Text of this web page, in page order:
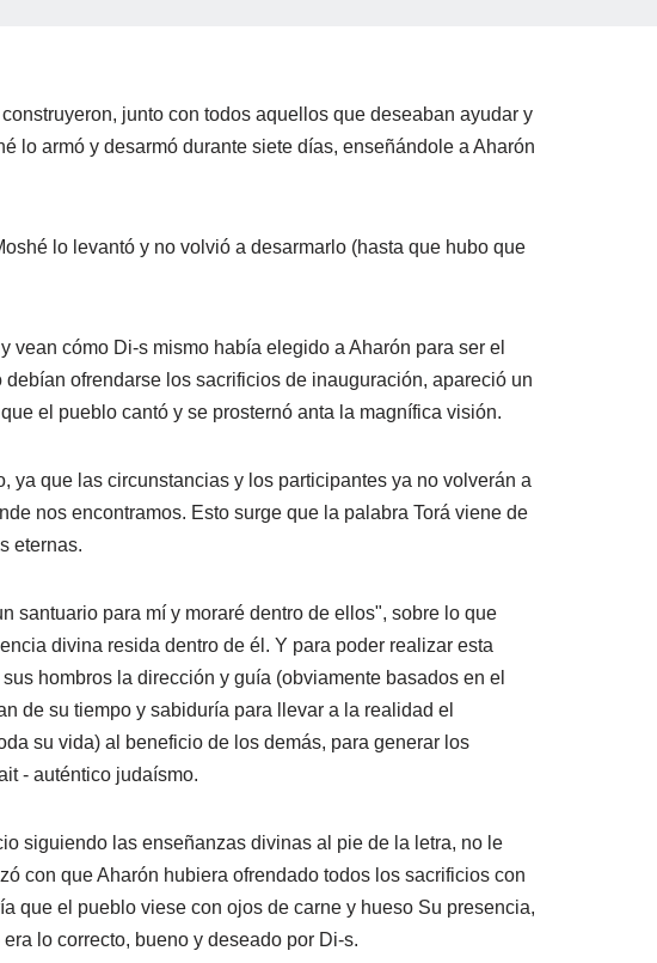
junto con todos aquellos que deseaban ayudar y
lo armó y desarmó durante siete días, enseñándole a Aharón
lo levantó y no volvió a desarmarlo (hasta que hubo que
cómo Di-s mismo había elegido a Aharón para ser el
ofrendarse los sacrificios de inauguración, apareció un
el pueblo cantó y se prosternó anta la magnífica visión.
ya que las circunstancias y los participantes ya no volverán a
nos encontramos. Esto surge que la palabra Torá viene de
eternas.
santuario para mí y moraré dentro de ellos", sobre lo que
divina resida dentro de él. Y para poder realizar esta
hombros la dirección y guía (obviamente basados en el
de su tiempo y sabiduría para llevar a la realidad el
su vida) al beneficio de los demás, para generar los
- auténtico judaísmo.
siguiendo las enseñanzas divinas al pie de la letra, no le
con que Aharón hubiera ofrendado todos los sacrificios con
que el pueblo viese con ojos de carne y hueso Su presencia,
lo correcto, bueno y deseado por Di-s.